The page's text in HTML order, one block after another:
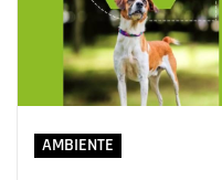
AMBIENTE